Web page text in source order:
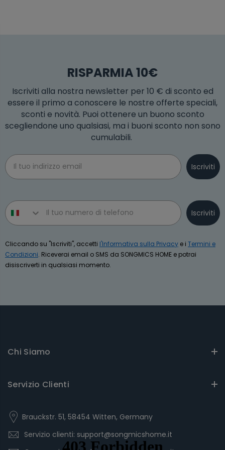
RISPARMIA 10€
Iscriviti alla nostra newsletter per 10 € di sconto ed
essere il primo a conoscere le nostre offerte speciali,
sconti e novità. Puoi ottenere un buono sconto
scegliendone uno qualsiasi, ma i buoni sconto non sono
cumulabili.
Email
Iscriviti
Phone number
Iscriviti
Cliccando su "Iscriviti", accetti l'Informativa sulla Privacy e i Termini e
Condizioni. Riceverai email o SMS da SONGMICS HOME e potrai
disiscriverti in qualsiasi momento.
Chi Siamo
Servizio Clienti
Brauckstr. 51, 58454 Witten, Germany
Servizio clienti: support@songmicshome.it